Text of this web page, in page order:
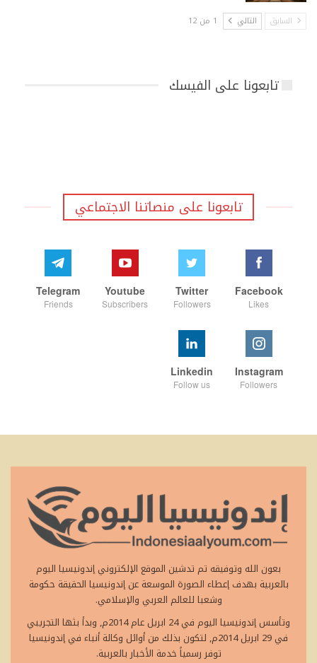
السابق التالي 1 من 12
تابعونا على الفيسك
تابعونا على منصاتنا الاجتماعي
Facebook
Likes
Twitter
Followers
Youtube
Subscribers
Telegram
Friends
Instagram
Followers
Linkedin
Follow us
بعون الله وتوفيقه تم تدشين الموقع الإلكتروني إندونيسيا اليوم
بالعربية بهدف إعطاء الصورة الموسعة عن إندونيسيا الحقيقة حكومة
وشعبا للعالم العربي والإسلامي.
وتأسس إندونيسيا اليوم في 24 ابريل عام 2014م, وبدأ بثها التجريبي
في 29 ابريل 2014م, لتكون بذلك من أوائل وكالة أنباء في إندونيسيا
توفر رسمياً خدمة الأخبار بالعربية.